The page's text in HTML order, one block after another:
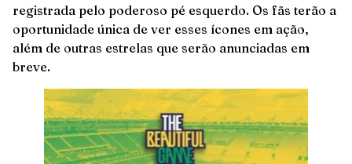
registrada pelo poderoso pé esquerdo. Os fãs terão a
oportunidade única de ver esses ícones em ação,
além de outras estrelas que serão anunciadas em
breve.